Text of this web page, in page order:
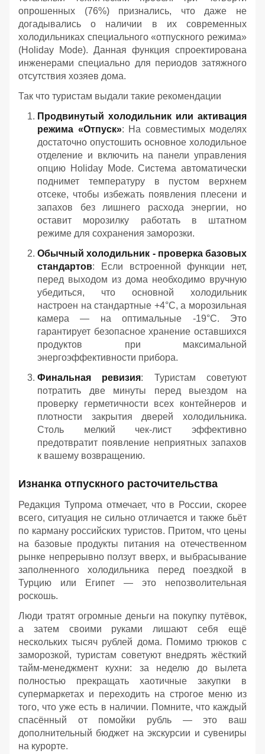
опрошенных (76%) признались, что даже не
догадывались о наличии в их современных
холодильниках специального «отпускного режима»
(Holiday Mode). Данная функция спроектирована
инженерами специально для периодов затяжного
отсутствия хозяев дома.
Так что туристам выдали такие рекомендации
Продвинутый холодильник или активация
режима «Отпуск»: На совместимых моделях
достаточно опустошить основное холодильное
отделение и включить на панели управления
опцию Holiday Mode. Система автоматически
поднимет температуру в пустом верхнем
отсеке, чтобы избежать появления плесени и
запахов без лишнего расхода энергии, но
оставит морозилку работать в штатном
режиме для сохранения заморозки.
Обычный холодильник - проверка базовых
стандартов: Если встроенной функции нет,
перед выходом из дома необходимо вручную
убедиться, что основной холодильник
настроен на стандартные +4°C, а морозильная
камера — на оптимальные -19°C. Это
гарантирует безопасное хранение оставшихся
продуктов при максимальной
энергоэффективности прибора.
Финальная ревизия: Туристам советуют
потратить две минуты перед выездом на
проверку герметичности всех контейнеров и
плотности закрытия дверей холодильника.
Столь мелкий чек-лист эффективно
предотвратит появление неприятных запахов
к вашему возвращению.
Изнанка отпускного расточительства
Редакция Тупрома отмечает, что в России, скорее
всего, ситуация не сильно отличается и также бьёт
по карману российских туристов. Притом, что цены
на базовые продукты питания на отечественном
рынке непрерывно ползут вверх, и выбрасывание
заполненного холодильника перед поездкой в
Турцию или Египет — это непозволительная
роскошь.
Люди тратят огромные деньги на покупку путёвок,
а затем своими руками лишают себя ещё
нескольких тысяч рублей дома. Помимо трюков с
заморозкой, туристам советуют внедрять жёсткий
тайм-менеджмент кухни: за неделю до вылета
полностью прекращать хаотичные закупки в
супермаркетах и переходить на строгое меню из
того, что уже есть в наличии. Помните, что каждый
спасённый от помойки рубль — это ваш
дополнительный бюджет на экскурсии и сувениры
на курорте.